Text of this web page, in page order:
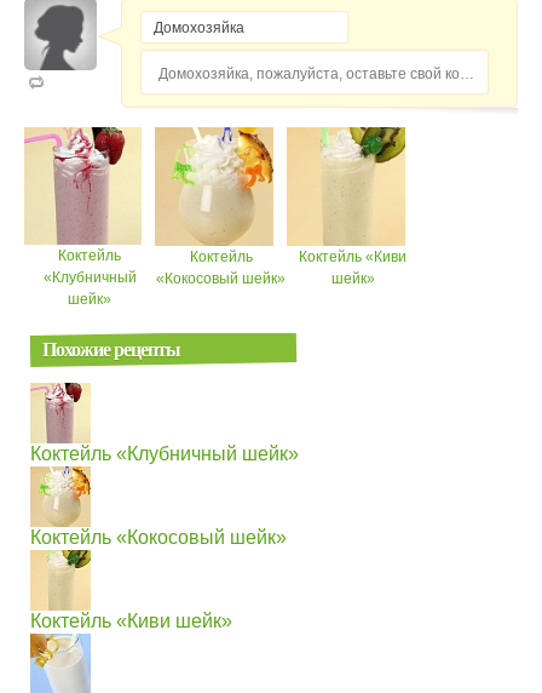
Домохозяйка, пожалуйста, оставьте свой комментарий...
Коктейль
«Клубничный
шейк»
Коктейль
«Кокосовый шейк»
Коктейль «Киви
шейк»
Похожие рецепты
Коктейль «Клубничный шейк»
Коктейль «Кокосовый шейк»
Коктейль «Киви шейк»